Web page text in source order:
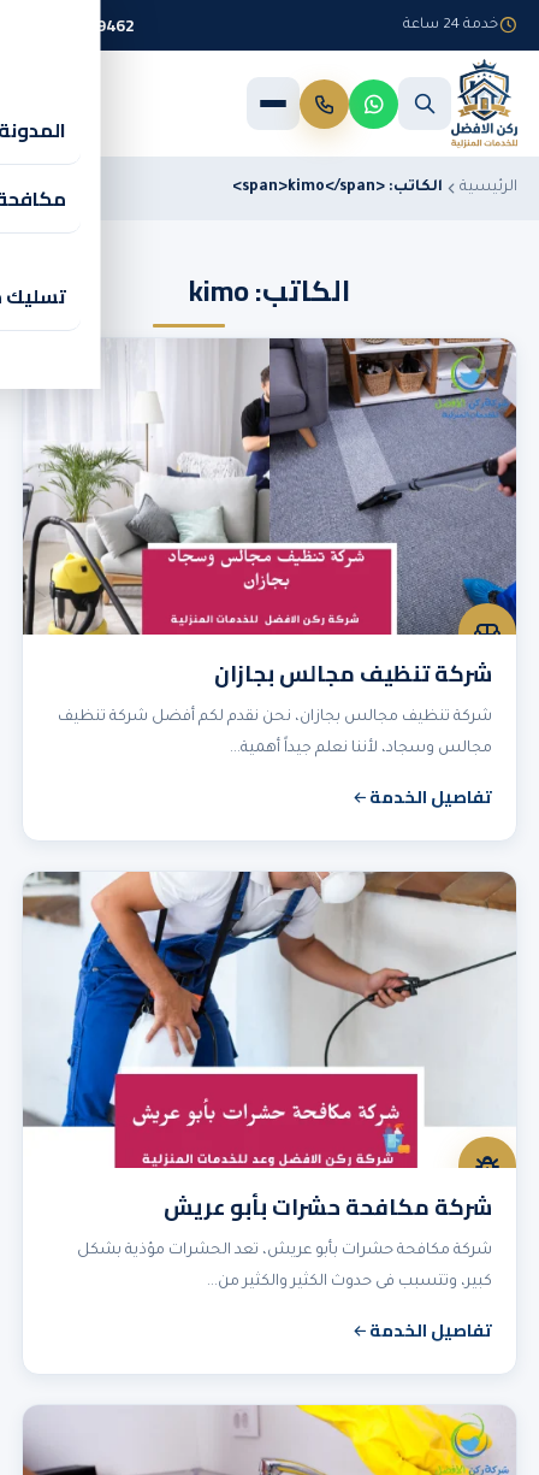
تخطّ
إلى
المحتوى
خدمة 24 ساعة 0536589462
تسليك
الرئيسية الكاتب: <span>kimo</span>
الكاتب: kimo
شركة تنظيف مجالس بجازان
شركة تنظيف مجالس بجازان، نحن نقدم لكم أفضل شركة تنظيف
مجالس وسجاد، لأننا نعلم جيداً أهمية…
تفاصيل الخدمة
شركة مكافحة حشرات بأبو عريش
شركة مكافحة حشرات بأبو عريش، تعد الحشرات مؤذية بشكل
كبير، وتتسبب فى حدوث الكثير والكثير من…
تفاصيل الخدمة